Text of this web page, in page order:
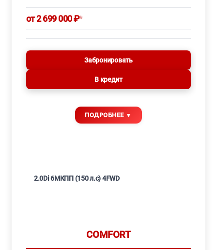
от 2 699 000 ₽*
Забронировать
В кредит
2.0Di 6МКПП (150 л.с) 4FWD
COMFORT